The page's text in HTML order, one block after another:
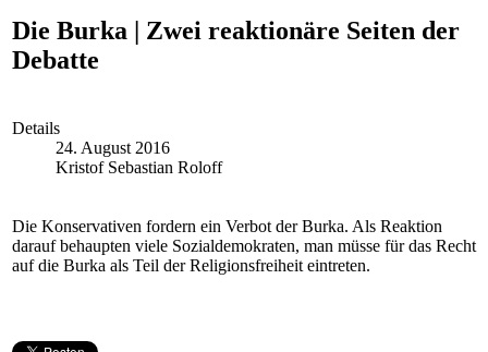
Die Burka | Zwei reaktionäre Seiten der
Debatte
Details
24. August 2016
Kristof Sebastian Roloff
Die Konservativen fordern ein Verbot der Burka. Als Reaktion
darauf behaupten viele Sozialdemokraten, man müsse für das Recht
auf die Burka als Teil der Religionsfreiheit eintreten.